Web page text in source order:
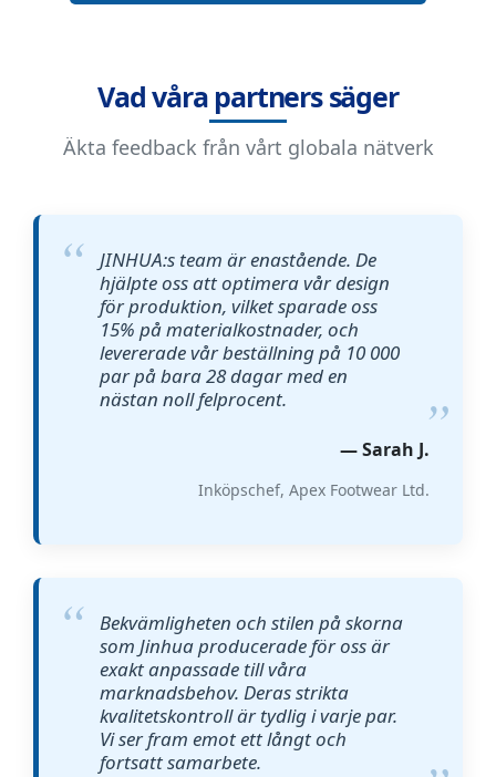
Vad våra partners säger
Äkta feedback från vårt globala nätverk
JINHUA:s team är enastående. De
hjälpte oss att optimera vår design
för produktion, vilket sparade oss
15% på materialkostnader, och
levererade vår beställning på 10 000
par på bara 28 dagar med en
nästan noll felprocent.
— Sarah J.
Inköpschef, Apex Footwear Ltd.
Bekvämligheten och stilen på skorna
som Jinhua producerade för oss är
exakt anpassade till våra
marknadsbehov. Deras strikta
kvalitetskontroll är tydlig i varje par.
Vi ser fram emot ett långt och
fortsatt samarbete.